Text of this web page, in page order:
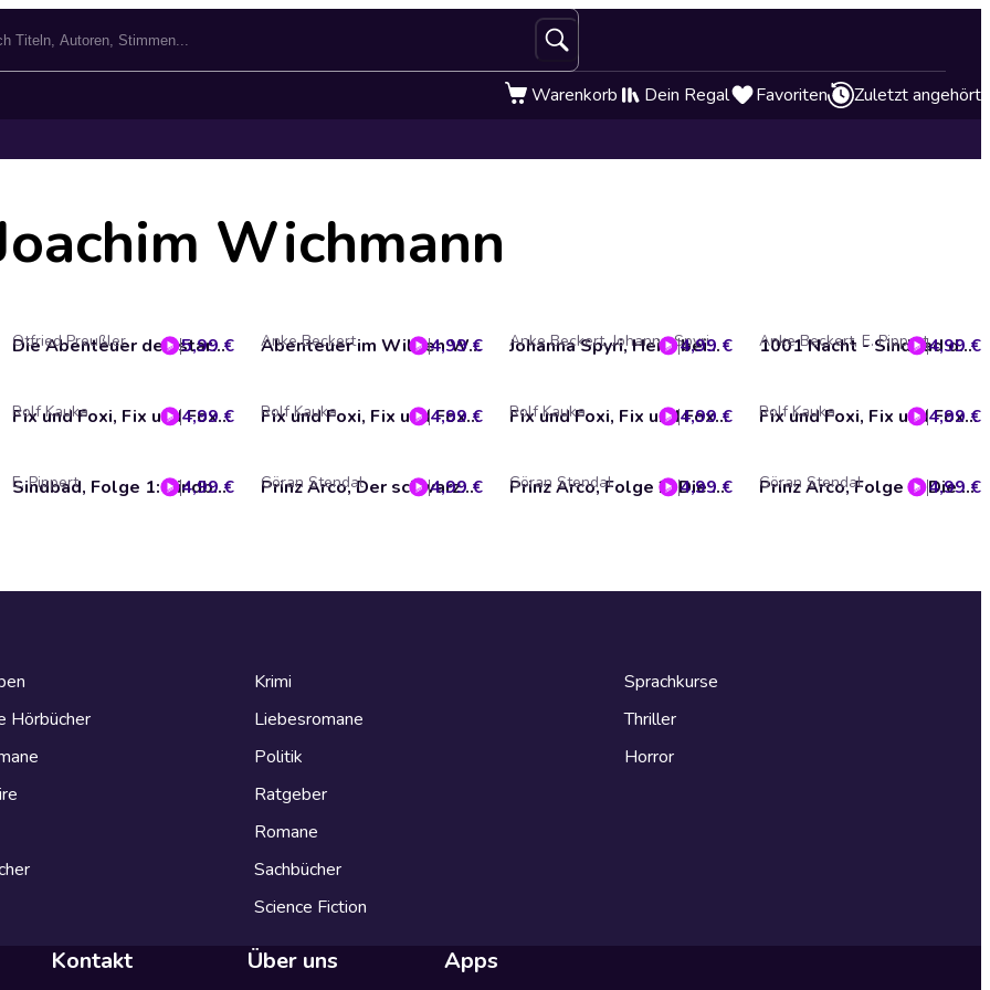
Warenkorb Dein Regal Favoriten Zuletzt angehört
Wichmann
Die Abenteuer des starken Wanja
Otfried Preußler 5,99 € Abenteuer im Wilden Westen, Folge 4: Überfall auf die Montana-Ranch (ungekürzt)
Anke Beckert 4,99 € Johanna Spyri, Heidi beim Großvater auf der Alm (ungekürzt)
Anke Beckert, Johanna Spyri
4,99 € 1001 Nacht - Sindbad der Seefahrer 2. Teil
Anke Beckert, E. Pippert4,99 €
Fix und Foxi, Fix und Foxi und ihre Abenteuer, Folge 2
Rolf Kauka 4,99 € Fix und Foxi, Fix und Foxi im Hundehotel/Lupo's glückliche Reise
Rolf Kauka 4,99 € Fix und Foxi, Fix und Foxi und ihre Abenteuer, Folge 6
Rolf Kauka 4,99 € Fix und Foxi, Fix und Foxi und ihre Abenteuer, Folge 5
Rolf Kauka 4,99 €
Sindbad, Folge 1: Sindbad der Seefahrer
E. Pippert 4,99 € Prinz Arco, Der schwarze Ritter
Göran Stendal 4,99 € Prinz Arco, Folge 2: Die Entführung / Die Belagerung
Göran Stendal 4,99 € Prinz Arco, Folge 1: Die Wegelagerer / Das Turnier
Göran Stendal 4,99 €
Hörbücher
Krimi
Liebesromane
Politik
Ratgeber
Romane
Sachbücher
Science Fiction
Sprachkurse
Thriller
Horror
Kontakt Über uns Apps